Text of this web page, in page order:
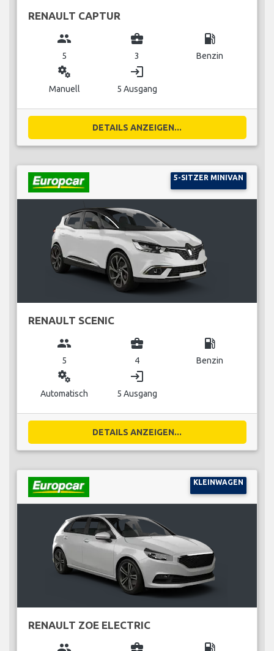
RENAULT CAPTUR
group
5
business_center
3
local_gas_station
Benzin
miscellaneous_services
Manuell
login
5 Ausgang
DETAILS ANZEIGEN...
5-SITZER MINIVAN
RENAULT SCENIC
group
5
business_center
4
local_gas_station
Benzin
miscellaneous_services
Automatisch
login
5 Ausgang
DETAILS ANZEIGEN...
KLEINWAGEN
RENAULT ZOE ELECTRIC
group business_center local_gas_station